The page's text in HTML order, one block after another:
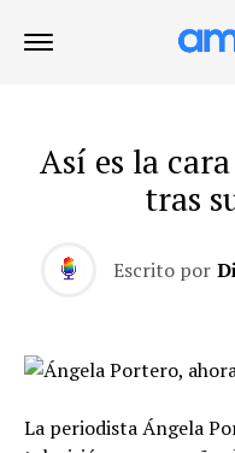
Así es la
tras
Escrito por
La periodista Ángela